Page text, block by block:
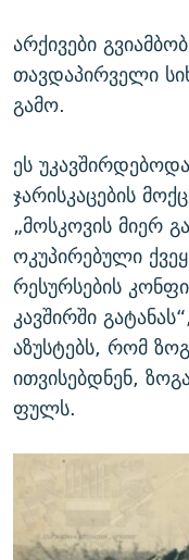
არქივები
თავდაპირველი
გამო.
ეს
ჯარისკაცების
„მოსკოვის მიერ
ოკუპირებული
რესურსების
კავშირში
აზუსტებს, რომ
ითვისებდნენ,
ფულს.